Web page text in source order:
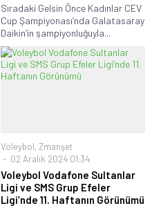
Sıradaki Gelsin Önce Kadınlar CEV
Cup Şampiyonası’nda Galatasaray
Daikin’in şampiyonluğuyla...
Voleybol, Zmanşet
02 Aralık 2024 01:34
Voleybol Vodafone Sultanlar
Ligi ve SMS Grup Efeler
Ligi’nde 11. Haftanın Görünümü